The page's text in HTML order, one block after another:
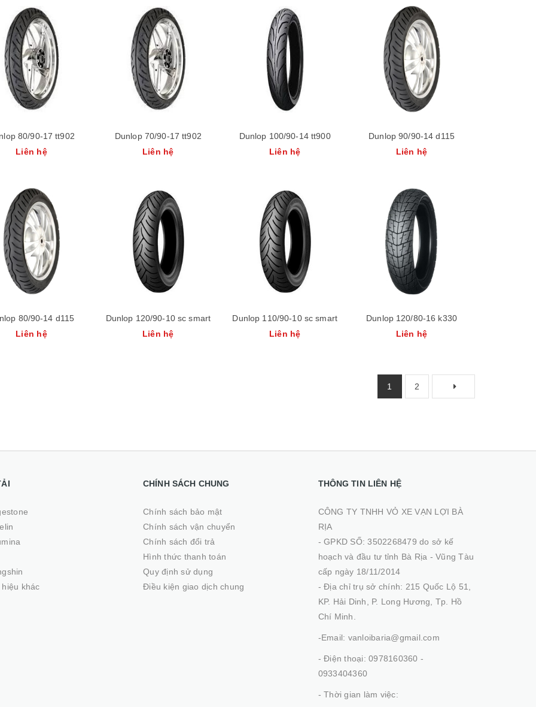
80/90-17 tt902
Liên hệ
Dunlop 70/90-17 tt902
Liên hệ
Dunlop 100/90-14 tt900
Liên hệ
Dunlop 90/90-14 d115
Liên hệ
80/90-14 d115
Liên hệ
Dunlop 120/90-10 sc smart
Liên hệ
Dunlop 110/90-10 sc smart
Liên hệ
Dunlop 120/80-16 k330
Liên hệ
1 2
Milestar 235/55r20
ms932
Liên hệ
khác
CHÍNH SÁCH CHUNG
Chính sách bảo mật
Chính sách vận chuyển
Chính sách đổi trả
Hình thức thanh toán
Quy định sử dụng
Điều kiện giao dịch chung
THÔNG TIN LIÊN HỆ
CÔNG TY TNHH VỎ XE VẠN LỢI BÀ
RỊA
- GPKD SỐ: 3502268479 do sở kế
hoạch và đầu tư tỉnh Bà Rịa - Vũng Tàu
cấp ngày 18/11/2014
- Địa chỉ trụ sở chính: 215 Quốc Lộ 51,
KP. Hải Dinh, P. Long Hương, Tp. Hồ
Chí Minh.
-Email: vanloibaria@gmail.com
- Điện thoại: 0978160360 -
0933404360
- Thời gian làm việc: